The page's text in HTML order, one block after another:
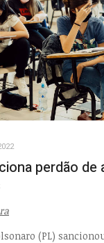
perdão de
(PL)